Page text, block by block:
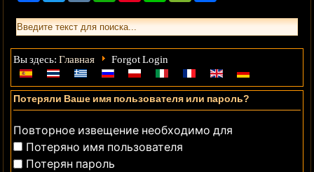
Вы здесь:Главная Forgot Login
Потеряли Ваше имя пользователя или пароль?
Повторное извещение необходимо для
Потеряно имя пользователя
Потерян пароль